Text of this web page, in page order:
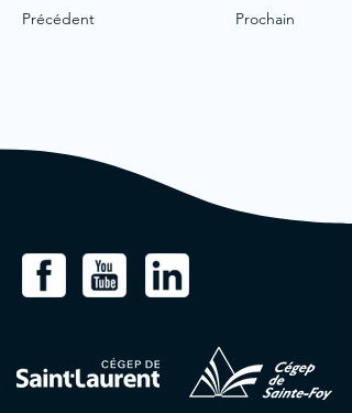
Précédent Prochain